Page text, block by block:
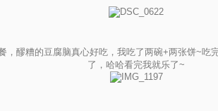
，醪糟的豆腐脑真心好吃，我吃了两碗+两张饼~吃
了，哈哈看完我就乐了~